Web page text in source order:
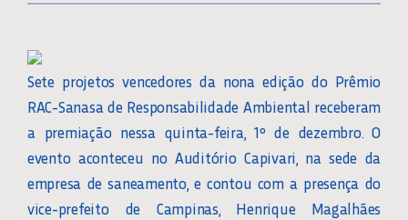
Sete projetos vencedores da nona edição do Prêmio
RAC-Sanasa de Responsabilidade Ambiental receberam
a premiação nessa quinta-feira, 1º de dezembro. O
evento aconteceu no Auditório Capivari, na sede da
empresa de saneamento, e contou com a presença do
vice-prefeito de Campinas, Henrique Magalhães